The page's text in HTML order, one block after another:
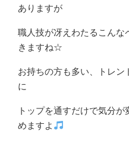
ありますが
職人技が冴えわたるこん
きますね☆
お持ちの方も多い、トレ
に
トップを通すだけで気分
めますよ